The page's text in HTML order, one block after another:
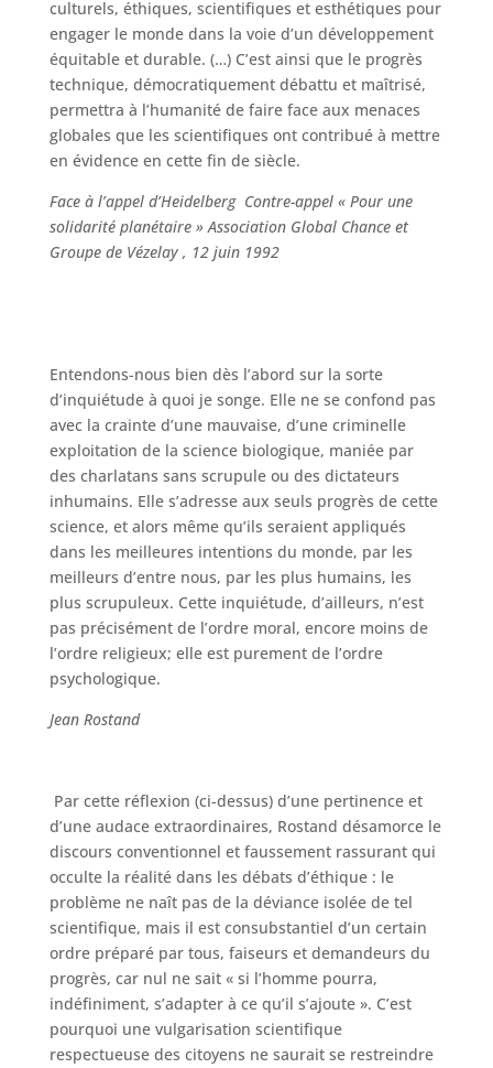
culturels, éthiques, scientifiques et esthétiques pour
engager le monde dans la voie d’un développement
équitable et durable. (…) C’est ainsi que le progrès
technique, démocratiquement débattu et maîtrisé,
permettra à l’humanité de faire face aux menaces
globales que les scientifiques ont contribué à mettre
en évidence en cette fin de siècle.
Face à l’appel d’Heidelberg Contre-appel « Pour une
solidarité planétaire » Association Global Chance et
Groupe de Vézelay , 12 juin 1992
Entendons-nous bien dès l’abord sur la sorte
d’inquiétude à quoi je songe. Elle ne se confond pas
avec la crainte d’une mauvaise, d’une criminelle
exploitation de la science biologique, maniée par
des charlatans sans scrupule ou des dictateurs
inhumains. Elle s’adresse aux seuls progrès de cette
science, et alors même qu’ils seraient appliqués
dans les meilleures intentions du monde, par les
meilleurs d’entre nous, par les plus humains, les
plus scrupuleux. Cette inquiétude, d’ailleurs, n’est
pas précisément de l’ordre moral, encore moins de
l’ordre religieux; elle est purement de l’ordre
psychologique.
Jean Rostand
Par cette réflexion (ci-dessus) d’une pertinence et
d’une audace extraordinaires, Rostand désamorce le
discours conventionnel et faussement rassurant qui
occulte la réalité dans les débats d’éthique : le
problème ne naît pas de la déviance isolée de tel
scientifique, mais il est consubstantiel d’un certain
ordre préparé par tous, faiseurs et demandeurs du
progrès, car nul ne sait « si l’homme pourra,
indéfiniment, s’adapter à ce qu’il s’ajoute ». C’est
pourquoi une vulgarisation scientifique
respectueuse des citoyens ne saurait se restreindre